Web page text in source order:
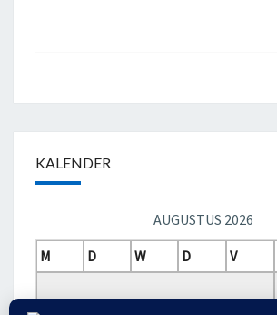
KALENDER
AUGUSTUS 2026
M
D W D V